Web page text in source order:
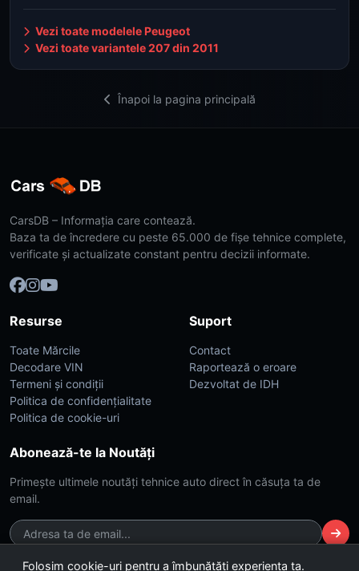
Vezi toate modelele Peugeot
Vezi toate variantele 207 din 2011
Înapoi la pagina principală
CarsDB – Informația care contează.
Baza ta de încredere cu peste 65.000 de fișe tehnice complete,
verificate și actualizate constant pentru decizii informate.
Resurse
Toate Mărcile
Decodare VIN
Termeni și condiții
Politica de confidențialitate
Politica de cookie-uri
Suport
Contact
Raportează o eroare
Dezvoltat de IDH
Abonează-te la Noutăți
Primește ultimele noutăți tehnice auto direct în căsuța ta de
email.
Folosim cookie-uri pentru a îmbunătăți experiența ta.